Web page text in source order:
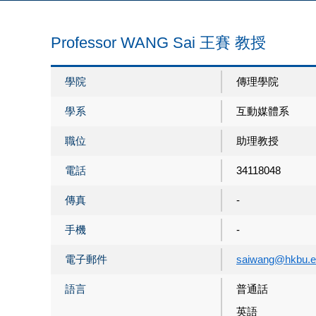
Professor WANG Sai 王賽 教授
學院 傳理學院
學系 互動媒體系
職位 助理教授
電話 34118048
傳真 -
手機 -
電子郵件
語言
普通話
英語